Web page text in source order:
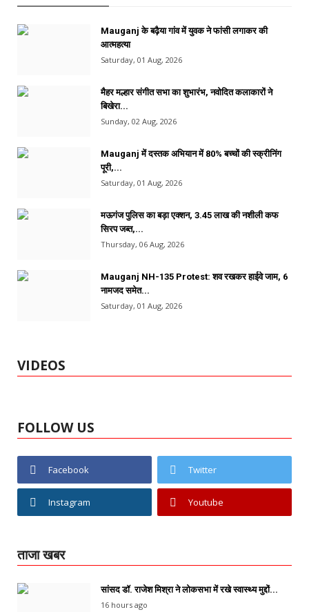
Mauganj के बढ़ैया गांव में युवक ने फांसी लगाकर की
आत्महत्या
Saturday, 01 Aug, 2026
मैहर मल्हार संगीत सभा का शुभारंभ, नवोदित कलाकारों ने
बिखेरा...
Sunday, 02 Aug, 2026
Mauganj में दस्तक अभियान में 80% बच्चों की स्क्रीनिंग
पूरी,...
Saturday, 01 Aug, 2026
मऊगंज पुलिस का बड़ा एक्शन, 3.45 लाख की नशीली कफ
सिरप जब्त,...
Thursday, 06 Aug, 2026
Mauganj NH-135 Protest: शव रखकर हाईवे जाम, 6
नामजद समेत...
Saturday, 01 Aug, 2026
VIDEOS
FOLLOW US
Facebook Twitter
Instagram Youtube
ताजा खबर
सांसद डॉ. राजेश मिश्रा ने लोकसभा में रखे स्वास्थ्य मुद्दों...
16 hours ago